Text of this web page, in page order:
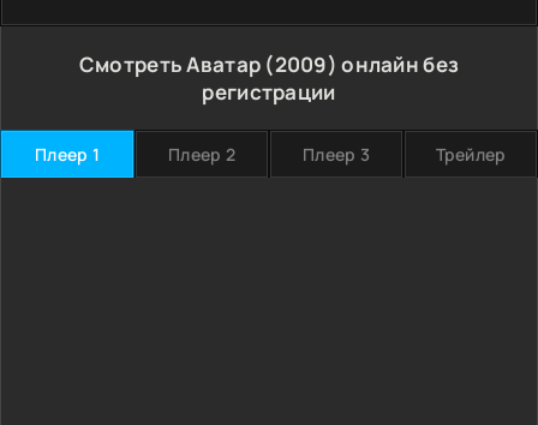
Смотреть Аватар (2009) онлайн без
регистрации
Плеер 1 Плеер 2 Плеер 3 Трейлер